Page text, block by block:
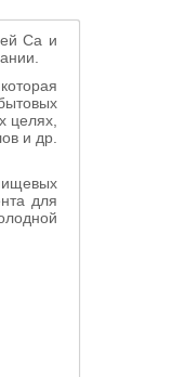
Ca и
целях,
и др.
для